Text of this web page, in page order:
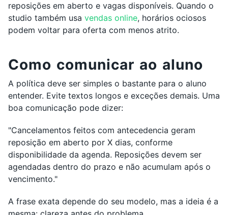
reposições em aberto e vagas disponíveis. Quando o
studio também usa vendas online, horários ociosos
podem voltar para oferta com menos atrito.
Como comunicar ao aluno
A política deve ser simples o bastante para o aluno
entender. Evite textos longos e exceções demais. Uma
boa comunicação pode dizer:
"Cancelamentos feitos com antecedencia geram
reposição em aberto por X dias, conforme
disponibilidade da agenda. Reposições devem ser
agendadas dentro do prazo e não acumulam após o
vencimento."
A frase exata depende do seu modelo, mas a ideia é a